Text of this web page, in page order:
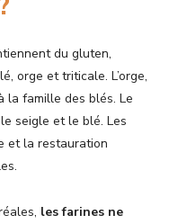
du gluten,
orge et triticale. L’orge,
la famille des blés. Le
seigle et le blé. Les
et la restauration
les farines ne